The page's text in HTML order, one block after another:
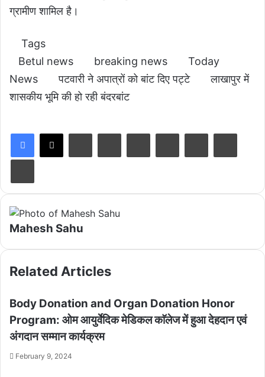
ग्रामीण शामिल है।
Tags
Betul news
breaking news
Today
News
पटवारी ने अपात्रों को बांट दिए पट्टे
लाखापुर में
शासकीय भूमि की हो रही बंदरबांट
Mahesh Sahu
Related Articles
Body Donation and Organ Donation Honor
Program: ओम आयुर्वेदिक मेडिकल काॅलेज में हुआ देहदान एवं
अंगदान सम्मान कार्यक्रम
February 9, 2024